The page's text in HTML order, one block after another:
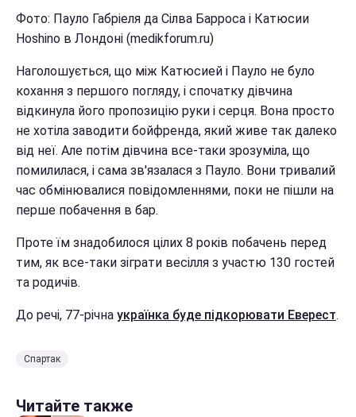
Фото: Пауло Габріеля да Сілва Барроса і Катюсии
Hoshino в Лондоні (medikforum.ru)
Наголошується, що між Катюсией і Пауло не було
кохання з першого погляду, і спочатку дівчина
відкинула його пропозицію руки і серця. Вона просто
не хотіла заводити бойфренда, який живе так далеко
від неї. Але потім дівчина все-таки зрозуміла, що
помилилася, і сама зв'язалася з Пауло. Вони тривалий
час обмінювалися повідомленнями, поки не пішли на
перше побачення в бар.
Проте їм знадобилося цілих 8 років побачень перед
тим, як все-таки зіграти весілля з участю 130 гостей
та родичів.
До речі, 77-річна українка буде підкорювати Еверест.
Спартак
Читайте также